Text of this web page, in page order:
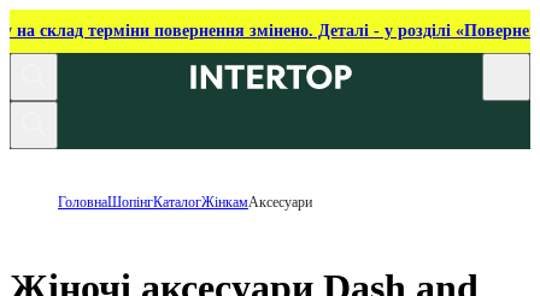
на склад терміни повернення змінено. Деталі - у розділі
ГоловнаШопінгКаталогЖінкамАксесуари